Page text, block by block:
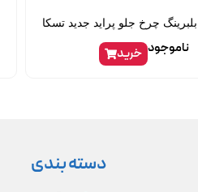
بلبرینگ چرخ جلو پراید جدید تسکا
ناموجود خرید
دسته بندی